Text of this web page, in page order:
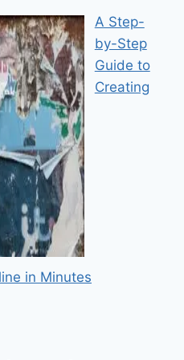
A Step-
by-Step
Guide to
Creating
in Minutes